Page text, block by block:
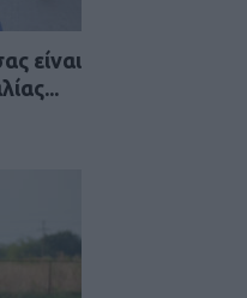
είναι